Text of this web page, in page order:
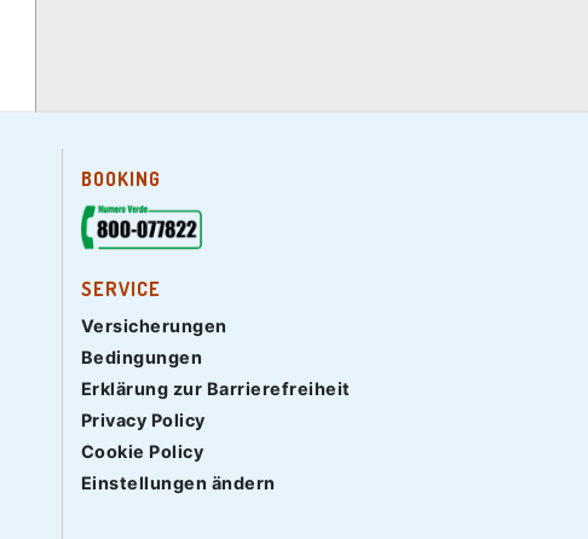
BOOKING
SERVICE
Versicherungen
Bedingungen
Erklärung zur Barrierefreiheit
Privacy Policy
Cookie Policy
Einstellungen ändern